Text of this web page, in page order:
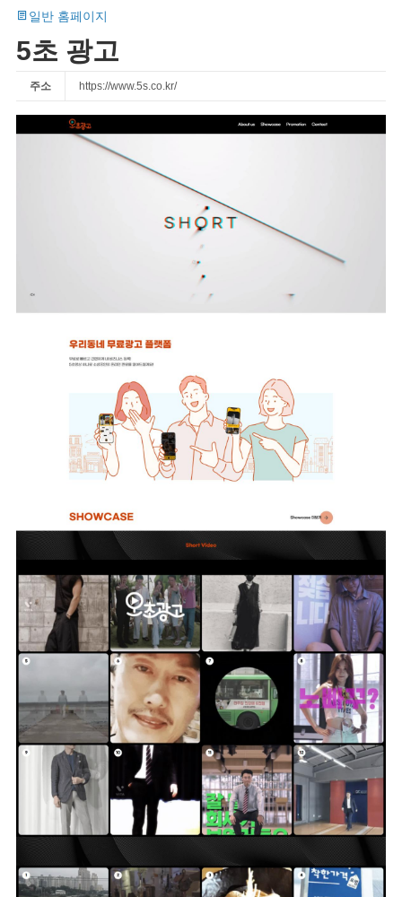
일반 홈페이지
5초 광고
주소 https://www.5s.co.kr/